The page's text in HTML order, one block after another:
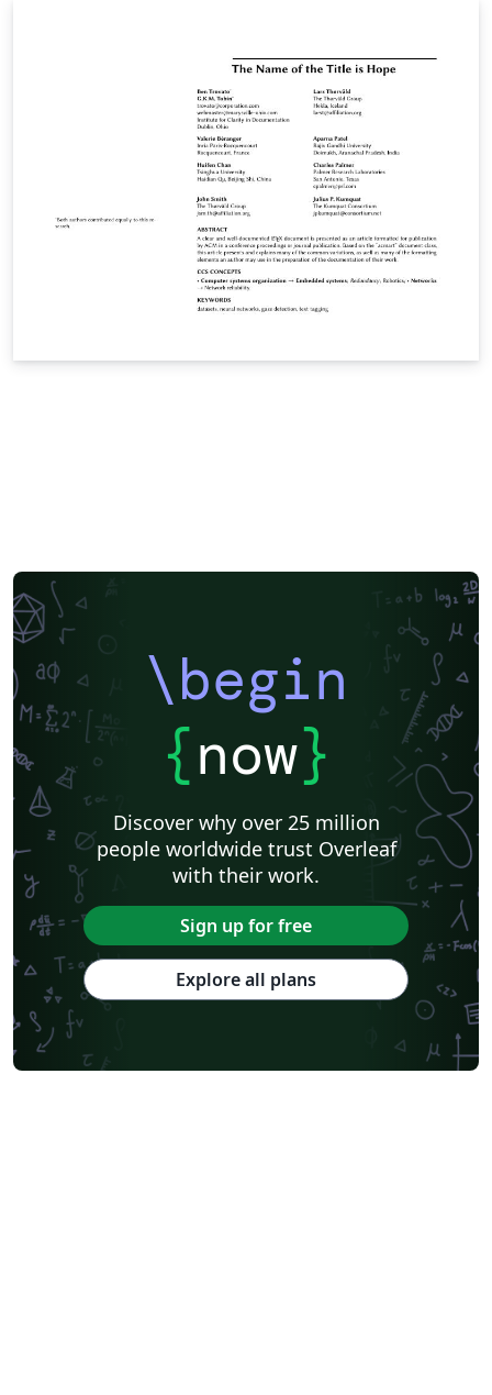
\begin
{now}
Discover why over 25 million
people worldwide trust Overleaf
with their work.
Sign up for free
Explore all plans